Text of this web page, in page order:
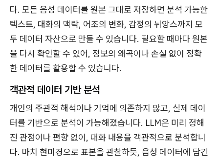
다. 모든 음성 데이터를 원본 그대로 저장하면 분석 가능한
텍스트, 대화의 맥락, 어조의 변화, 감정의 뉘앙스까지 모
두 데이터 자산으로 만들 수 있습니다. 필요할 때마다 원본
을 다시 확인할 수 있어, 정보의 왜곡이나 손실 없이 정확
한 데이터를 활용할 수 있습니다.
객관적 데이터 기반 분석
개인의 주관적 해석이나 기억에 의존하지 않고, 실제 데이
터를 기반으로 분석이 가능해졌습니다. LLM은 미리 정해
진 관점이나 편향 없이, 대화 내용을 객관적으로 분석합니
다. 마치 현미경으로 표본을 관찰하듯, 음성 데이터에 담긴